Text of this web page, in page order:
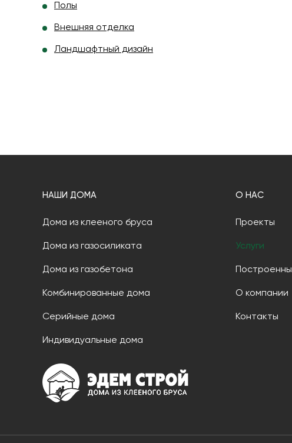
Полы
Внешняя отделка
Ландшафтный дизайн
НАШИ ДОМА
Дома из клееного бруса
Дома из газосиликата
Дома из газобетона
Комбинированные дома
Серийные дома
Индивидуальные дома
О НАС
Проекты
Услуги
О компании
Контакты